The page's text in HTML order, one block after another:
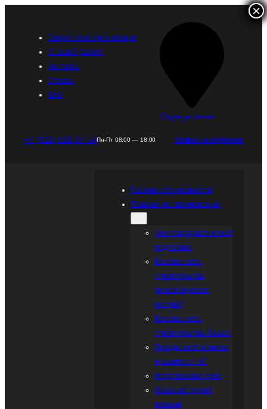
Сведения об организации
О нашей работе
Контакты
Отзывы
Блог
Определение…
+7 (922) 528-07-56Пн-Пт 08:00 — 18:00 Заявка на обучение
Рабочие специальности
Повышение квалификации
Антитеррористическая
подготовка
Безопасность
строительства
(рекомендовано
нострой)
Безопасность
строительства. Общее
Гражданская оборона
и защита от ЧС
Нефтегазовое дело
Оказание первой
помощи
×
×
×
×